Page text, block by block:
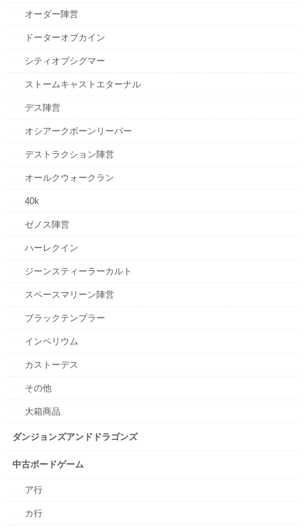
オーダー陣営
ドーターオブカイン
シティオブシグマー
ストームキャストエターナル
デス陣営
オシアークボーンリーパー
デストラクション陣営
オールクウォークラン
40k
ゼノス陣営
ハーレクイン
ジーンスティーラーカルト
スペースマリーン陣営
ブラックテンプラー
インペリウム
カストーデス
その他
大箱商品
ダンジョンズアンドドラゴンズ
中古ボードゲーム
ア行
カ行